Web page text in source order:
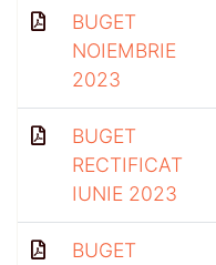
BUGET
NOIEMBRIE
2023
BUGET
RECTIFICAT
IUNIE 2023
BUGET